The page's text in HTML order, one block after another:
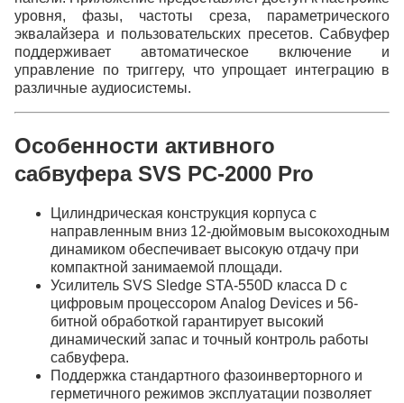
уровня, фазы, частоты среза, параметрического
эквалайзера и пользовательских пресетов. Сабвуфер
поддерживает автоматическое включение и
управление по триггеру, что упрощает интеграцию в
различные аудиосистемы.
Особенности активного
сабвуфера SVS PC-2000 Pro
Цилиндрическая конструкция корпуса с
направленным вниз 12-дюймовым высокоходным
динамиком обеспечивает высокую отдачу при
компактной занимаемой площади.
Усилитель SVS Sledge STA-550D класса D с
цифровым процессором Analog Devices и 56-
битной обработкой гарантирует высокий
динамический запас и точный контроль работы
сабвуфера.
Поддержка стандартного фазоинверторного и
герметичного режимов эксплуатации позволяет